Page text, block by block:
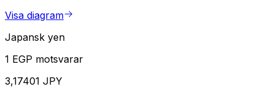
Visa diagram
Japansk yen
1 EGP motsvarar
3,17401 JPY